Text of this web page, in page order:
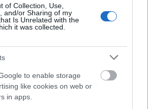
of Collection, Use,
and/or Sharing of my
Is Unrelated with the
it was collected.
to enable storage
like cookies on web or
in apps.
μεταβλητοί ασθενείς και
3 με 4 μποφόρ. Στα
διευθύνσεις 3 με 5 και το
τοπικά έως 6 μποφόρ.
10 έως 27 βαθμούς Κελσίου.